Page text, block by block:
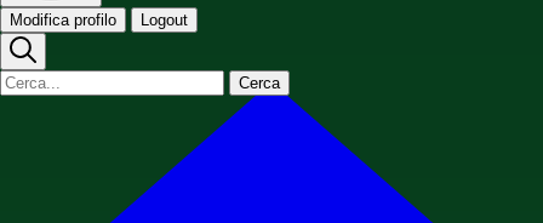
Modifica profilo Logout
Cerca